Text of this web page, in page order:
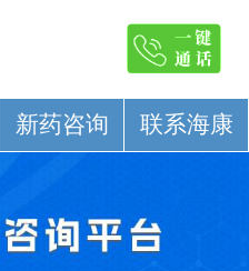
新药咨询 联系海康